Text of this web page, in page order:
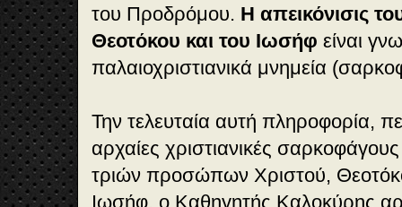
του Προδρόμου. Η απεικόνισις
Θεοτόκου και του Ιωσήφ είναι
παλαιοχριστιανικά μνημεία
Την τελευταία αυτή πληροφορία,
αρχαίες χριστιανικές
τριών προσώπων Χριστού,
Ιωσήφ, ο Καθηγητής Καλοκύρης